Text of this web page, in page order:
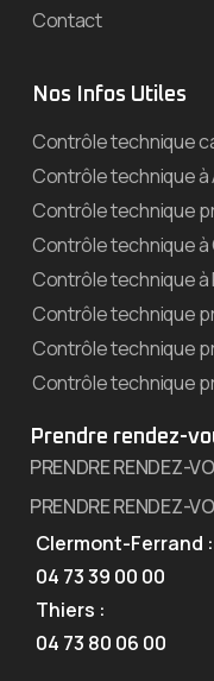
Contact
Nos Infos Utiles
Contrôle technique
Contrôle technique à
Contrôle technique
Contrôle technique
Contrôle technique à
Contrôle technique
Contrôle technique
Contrôle technique
Prendre rendez-
PRENDRE RENDEZ-
PRENDRE RENDEZ-
Clermont-Ferrand :
04 73 39 00 00
Thiers :
04 73 80 06 00